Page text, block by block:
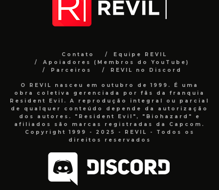
Contato
Equipe REVIL
Apoiadores (Membros do YouTube)
Parceiros
REVIL no Discord
O REVIL nasceu em outubro de 1999. É uma
obra coletiva gerenciada por fãs da franquia
Resident Evil. A reprodução integral ou parcial
de qualquer conteúdo depende da autorização
dos autores. "Resident Evil", "Biohazard" e
afiliados são marcas registradas da Capcom.
Copyright 1999 - 2025 - REVIL - Todos os
direitos reservados